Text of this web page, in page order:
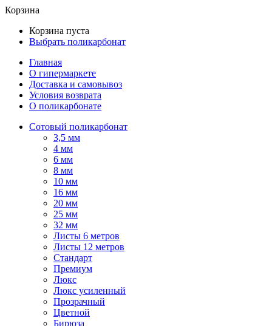
Корзина
Корзина пуста
Выбрать поликарбонат
Главная
О гипермаркете
Доставка и самовывоз
Условия возврата
О поликарбонате
Сотовый поликарбонат
3,5 мм
4 мм
6 мм
8 мм
10 мм
16 мм
20 мм
25 мм
32 мм
Листы 6 метров
Листы 12 метров
Стандарт
Премиум
Люкс
Люкс усиленный
Прозрачный
Цветной
Бирюза